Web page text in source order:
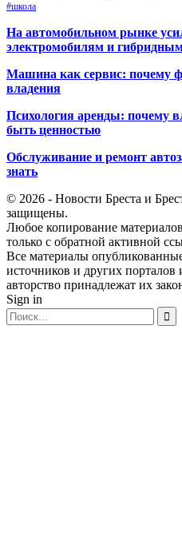
#школа
На автомобильном рынке
электромобилям и
Машина как сервис: почему
владения
Психология аренды: почему
быть ценностью
Обслуживание и ремонт
знать
© 2026 - Новости Бреста и
защищены.
Любое копирование
только с обратной активной
Все материалы
источников и других порталов
авторство принадлежат их
Sign in